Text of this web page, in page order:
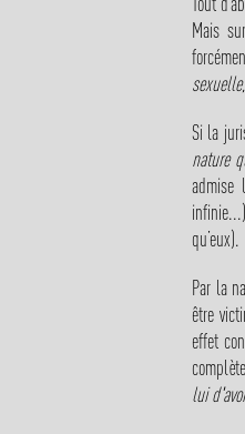
Mais
Si la
nature
admise
Par la
être
effet
lui